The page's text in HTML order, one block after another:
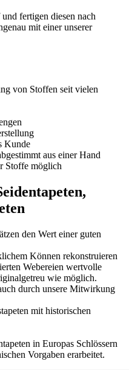
fertigen diesen nach
mit einer unserer
von Stoffen seit vielen
Kunde
aus einer Hand
Stoffe möglich
den Wert einer guten
Können rekonstruieren
Webereien wertvolle
wie möglich.
durch unsere Mitwirkung
mit historischen
in Europas Schlössern
Vorgaben erarbeitet.